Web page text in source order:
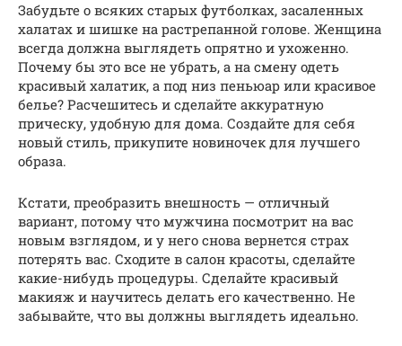
Забудьте о всяких старых футболках, засаленных
халатах и шишке на растрепанной голове. Женщина
всегда должна выглядеть опрятно и ухоженно.
Почему бы это все не убрать, а на смену одеть
красивый халатик, а под низ пеньюар или красивое
белье? Расчешитесь и сделайте аккуратную
прическу, удобную для дома. Создайте для себя
новый стиль, прикупите новиночек для лучшего
образа.
Кстати, преобразить внешность — отличный
вариант, потому что мужчина посмотрит на вас
новым взглядом, и у него снова вернется страх
потерять вас. Сходите в салон красоты, сделайте
какие-нибудь процедуры. Сделайте красивый
макияж и научитесь делать его качественно. Не
забывайте, что вы должны выглядеть идеально.